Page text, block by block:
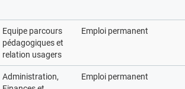
Equipe parcours
pédagogiques et
relation usagers
Emploi permanent
Administration,
Emploi permanent